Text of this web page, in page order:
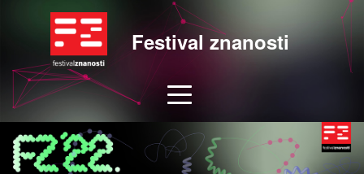
Festival znanosti